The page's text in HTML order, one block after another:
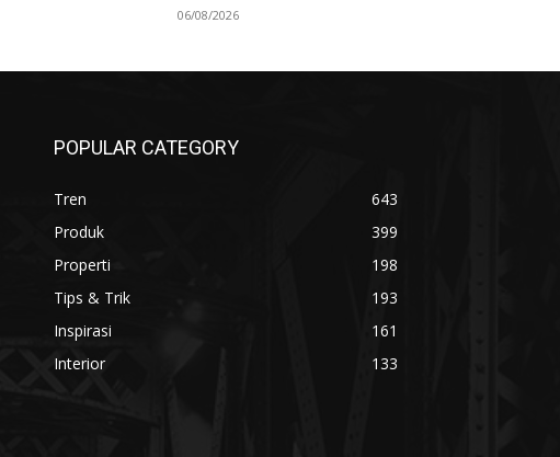
06/08/2026
POPULAR CATEGORY
Tren
643
Produk
399
Properti
198
Tips & Trik
193
Inspirasi
161
Interior
133